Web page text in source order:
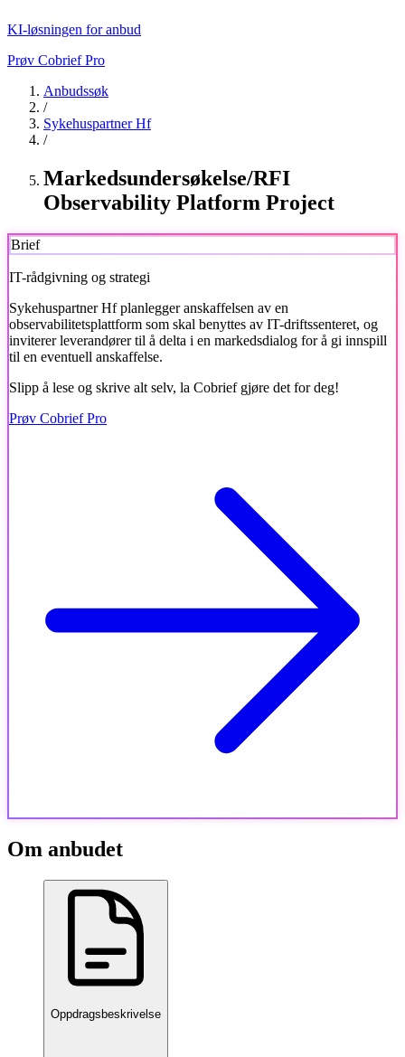
KI-løsningen for anbud
Prøv Cobrief Pro
Anbudssøk
/
Sykehuspartner Hf
/
Markedsundersøkelse/RFI
Observability Platform Project
Brief
IT-rådgivning og strategi
Sykehuspartner Hfplanlegger anskaffelsen av en
observabilitetsplattform som skal benyttes av IT-driftssenteret, og
inviterer leverandører til å delta i en markedsdialog for å gi innspill
til en eventuell anskaffelse.
Slipp å lese og skrive alt selv, la Cobrief gjøre det for deg!
Prøv Cobrief Pro
Om anbudet
Oppdragsbeskrivelse